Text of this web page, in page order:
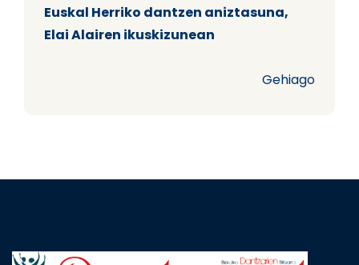
Euskal Herriko dantzen aniztasuna,
Elai Alairen ikuskizunean
Gehiago